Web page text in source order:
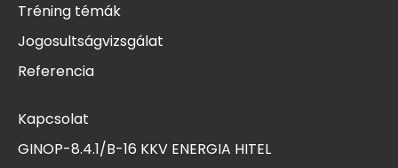
Tréning témák
Jogosultságvizsgálat
Referencia
Kapcsolat
GINOP-8.4.1/B-16 KKV ENERGIA HITEL